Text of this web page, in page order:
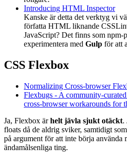
Introducing HTML Inspector
Kanske är detta det verktyg vi
författa HTML liknande
JavaScript? Det finns som npm-
experimentera med Gulp för att
CSS Flexbox
Normalizing Cross-browser
Flexbugs - A community-
cross-browser workarounds for
Ja, Flexbox ärhelt jävla sjukt otäckt.
floats då de aldrig sviker, samtidigt
på argument för att inte börja använda
ändamålsenliga ting.